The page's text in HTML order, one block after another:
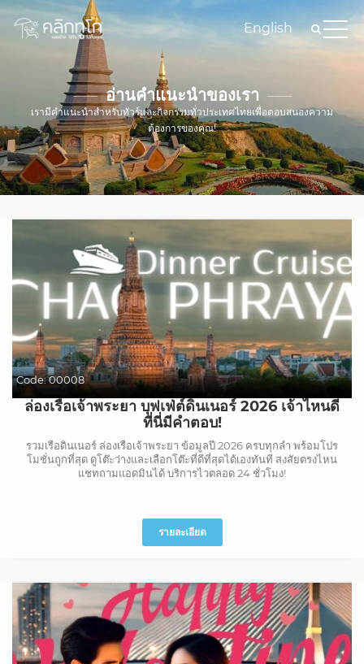
English
อ่านคำแนะนำของเรา
เรามีคำแนะนำสำหรับทัวร์และกิจกรรมทั่วประเทศไทยเพื่อตอบสนองความ
ต้องการของคุณ!
Code:00008
ล่องเรือเจ้าพระยา บุฟเฟ่ต์ดินเนอร์ 2026 เจ้าไหนดี
ที่นี่มีคำตอบ!
รวมเรือดินเนอร์ ล่องเรือเจ้าพระยา ข้อมูลปี 2026 ครบทุกลำ พร้อมโปร
โมชั่นถูกที่สุด ดูโต๊ะว่างและเลือกโต๊ะที่ดีที่สุดได้เองทันที สงสัยตรงไหน
แชทถามแอดมินได้ บริการไวตลอด 24 ชั่วโมง!
รายละเอียด